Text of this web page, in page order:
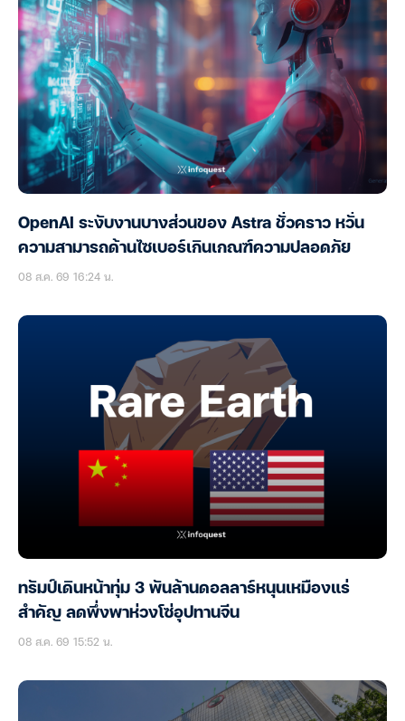
OpenAI ระงับงานบางส่วนของ Astra ชั่วคราว หวั่น
ความสามารถด้านไซเบอร์เกินเกณฑ์ความปลอดภัย
08 ส.ค. 69 16:24 น.
ทรัมป์เดินหน้าทุ่ม 3 พันล้านดอลลาร์หนุนเหมืองแร่
สำคัญ ลดพึ่งพาห่วงโซ่อุปทานจีน
08 ส.ค. 69 15:52 น.